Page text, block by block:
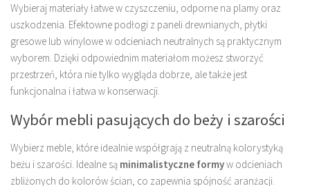
Wybieraj materiały łatwe w czyszczeniu, odporne na plamy oraz
uszkodzenia. Efektowne podłogi z paneli drewnianych, płytki
gresowe lub winylowe w odcieniach neutralnych są praktycznym
wyborem. Dzięki odpowiednim materiałom możesz stworzyć
przestrzeń, która nie tylko wygląda dobrze, ale także jest
funkcjonalna i łatwa w konserwacji.
Wybór mebli pasujących do beży i szarości
Wybierz meble, które idealnie współgrają z neutralną kolorystyką
beżu i szarości. Idealne są minimalistyczne formyw odcieniach
zbliżonych do kolorów ścian, co zapewnia spójność aranżacji.